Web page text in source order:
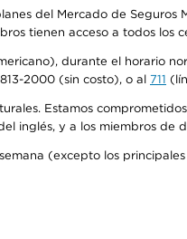
del Mercado de Seguros
tienen acceso a todos los
durante el horario
2000 (sin costo), o al 711
Estamos
inglés, y a los miembros de
(excepto los